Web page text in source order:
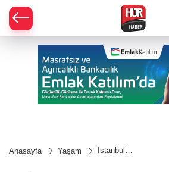
Anasayfa Yaşam
İstanbul